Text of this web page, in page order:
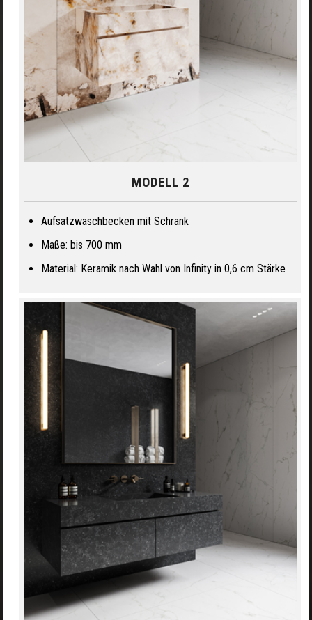
MODELL 2
Aufsatzwaschbecken mit Schrank
Maße: bis 700 mm
Material: Keramik nach Wahl von Infinity in 0,6 cm Stärke